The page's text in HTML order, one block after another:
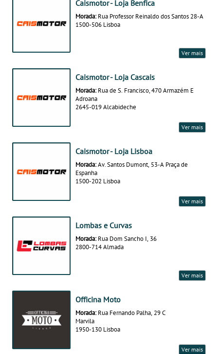
Caismotor - Loja Benfica
Morada: Rua Professor Reinaldo dos Santos 28-A
1500-506 Lisboa
Ver mais
Caismotor - Loja Cascais
Morada: Rua de S. Francisco, 470 Armazém E
Adroana
2645-019 Alcabideche
Ver mais
Caismotor - Loja Lisboa
Morada:Av. Santos Dumont, 53-A Praça de
Espanha
1500-202 Lisboa
Ver mais
Lombas e Curvas
Morada: Rua Dom Sancho I, 36
2800-714 Almada
Ver mais
Officina Moto
Morada: Rua Fernando Palha, 29 C
Marvila
1950-130 Lisboa
Ver mais